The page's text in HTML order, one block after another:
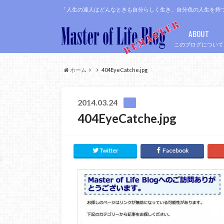
「人生の達人はどんなときも自分らしく生き、自分色の人生を持
このブログについて
ABOUT
ホーム 404EyeCatche.jpg
2014.03.24
404EyeCatche.jpg
Twitter Facebook